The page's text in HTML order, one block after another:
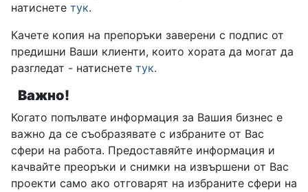
натиснете тук.
Качете копия на препоръки заверени с подпис от
предишни Ваши клиенти, които хората да могат да
разгледат - натиснете тук.
Важно!
Когато попълвате информация за Вашия бизнес е
важно да се съобразявате с избраните от Вас
сфери на работа. Предоставяйте информация и
качвайте преоръки и снимки на извършени от Вас
проекти само ако отговарят на избраните сфери на